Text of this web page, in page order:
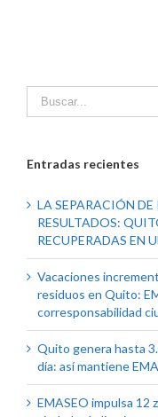
Entradas recientes
LA SEPARACIÓN DE
RESULTADOS:
RECUPERADAS EN
Vacaciones
residuos en Quito:
corresponsabilidad
Quito genera hasta
día: así mantiene
EMASEO impulsa 12